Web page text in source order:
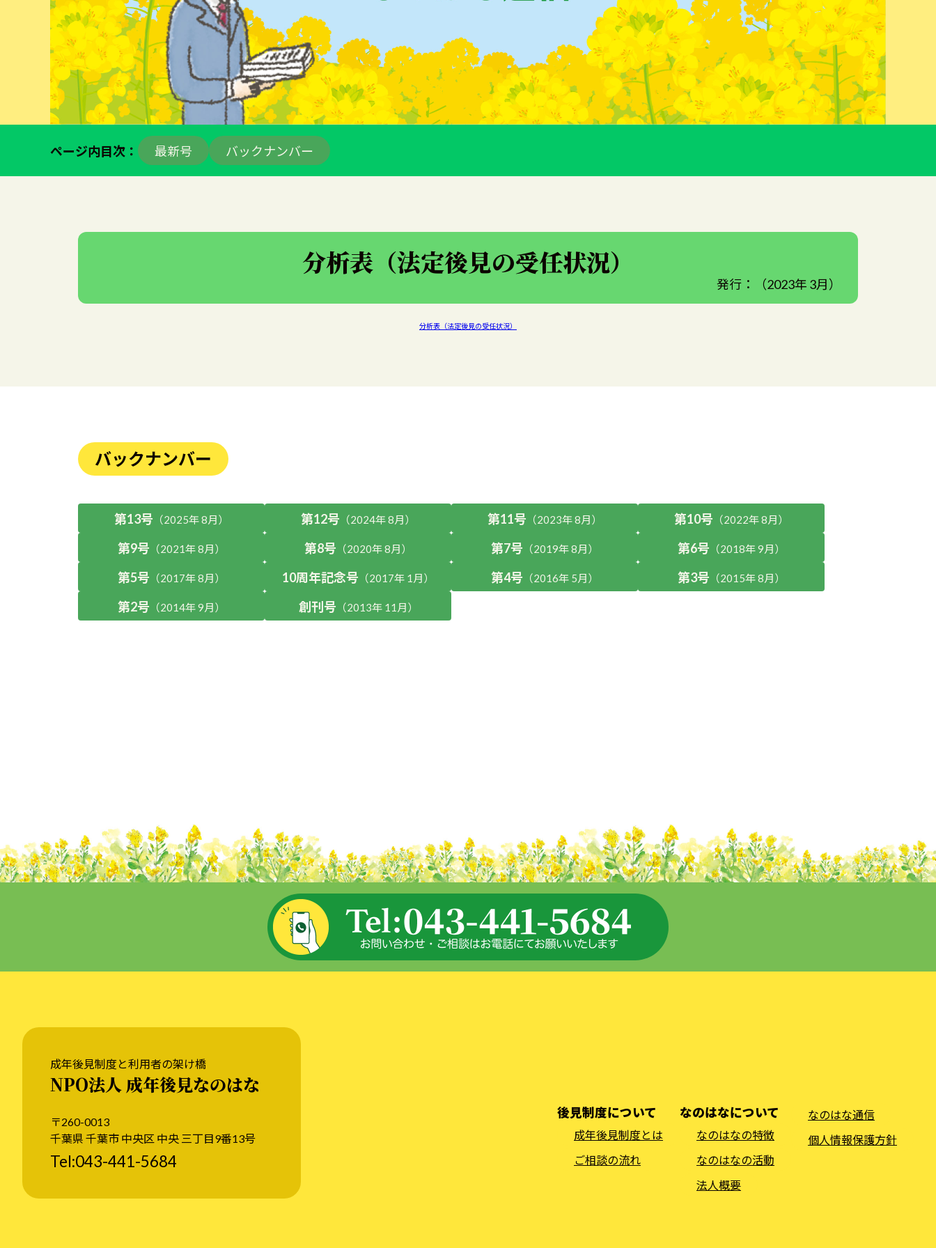
ページ内目次： 最新号 バックナンバー
分析表（法定後見の受任状況）
発行：（2023年 3月）
分析表（法定後見の受任状況）
バックナンバー
第13号 （2025年 8月） 第12号 （2024年 8月） 第11号 （2023年 8月） 第10号 （2022年 8月）
第9号 （2021年 8月） 第8号 （2020年 8月） 第7号 （2019年 8月） 第6号 （2018年 9月）
第5号 （2017年 8月） 10周年記念号 （2017年 1月） 第4号 （2016年 5月） 第3号 （2015年 8月）
第2号 （2014年 9月） 創刊号 （2013年 11月）
成年後見制度と利用者の架け橋
NPO法人 成年後見なのはな
〒260-0013
千葉県 千葉市 中央区 中央 三丁目9番13号
Tel:043-441-5684
後見制度について
成年後見制度とは
ご相談の流れ
なのはなについて
なのはなの特徴
なのはなの活動
法人概要
なのはな通信
個人情報保護方針